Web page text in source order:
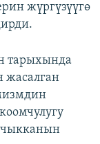
жүргүзүүгө
тарыхында
жасалган
чыкканын